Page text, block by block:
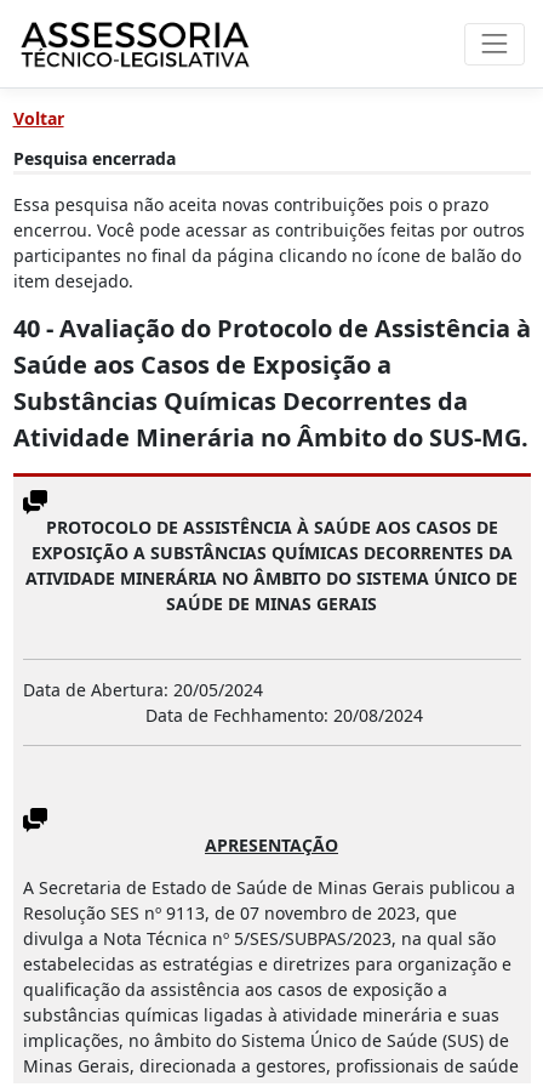
Voltar
Pesquisa encerrada
Essa pesquisa não aceita novas contribuições pois o prazo
encerrou. Você pode acessar as contribuições feitas por outros
participantes no final da página clicando no ícone de balão do
item desejado.
40 - Avaliação do Protocolo de Assistência à
Saúde aos Casos de Exposição a
Substâncias Químicas Decorrentes da
Atividade Minerária no Âmbito do SUS-MG.
PROTOCOLO DE ASSISTÊNCIA À SAÚDE AOS CASOS DE
EXPOSIÇÃO A SUBSTÂNCIAS QUÍMICAS DECORRENTES DA
ATIVIDADE MINERÁRIA NO ÂMBITO DO SISTEMA ÚNICO DE
SAÚDE DE MINAS GERAIS
Data de Abertura: 20/05/2024
Data de Fechhamento: 20/08/2024
APRESENTAÇÃO
A Secretaria de Estado de Saúde de Minas Gerais publicou a
Resolução SES nº 9113, de 07 novembro de 2023, que
divulga a Nota Técnica nº 5/SES/SUBPAS/2023, na qual são
estabelecidas as estratégias e diretrizes para organização e
qualificação da assistência aos casos de exposição a
substâncias químicas ligadas à atividade minerária e suas
implicações, no âmbito do Sistema Único de Saúde (SUS) de
Minas Gerais, direcionada a gestores, profissionais de saúde